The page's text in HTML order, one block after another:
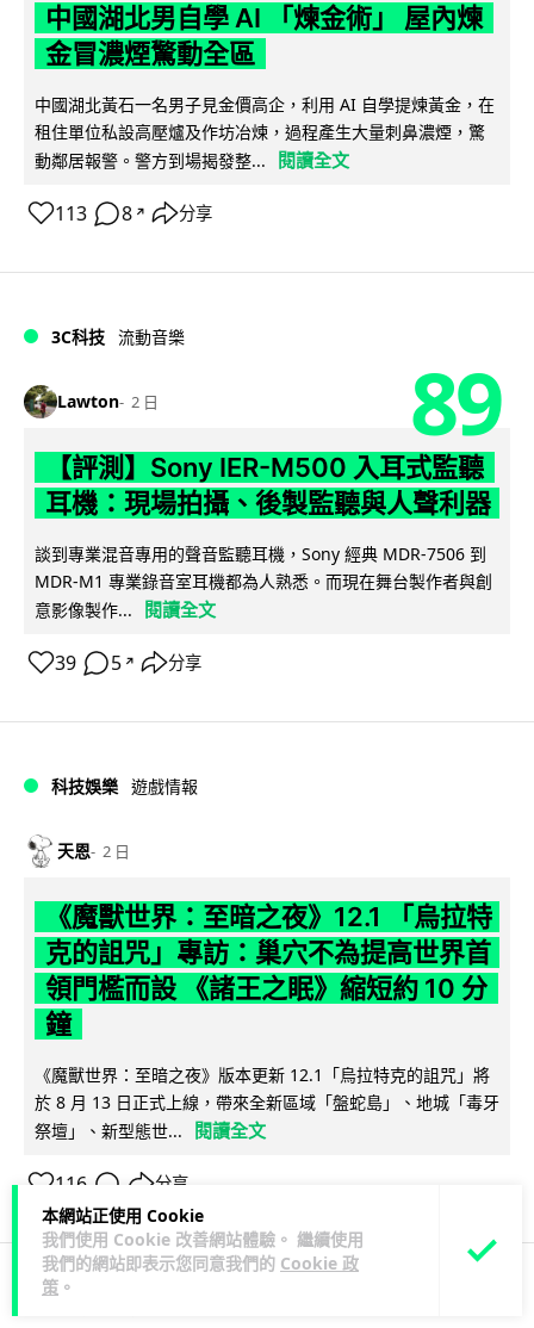
本網站正使用 Cookie
我們使用 Cookie 改善網站體驗。 繼續使用
我們的網站即表示您同意我們的 Cookie 政
策 。
中國湖北男自學 AI 「煉金術」 屋內煉
金冒濃煙驚動全區
中國湖北黃石一名男子見金價高企，利用 AI 自學提煉黃金，在
租住單位私設高壓爐及作坊冶煉，過程產生大量刺鼻濃煙，驚
動鄰居報警。警方到場揭發整...
閱讀全文
113 8 ↗ 分享
3C科技 流動音樂
Lawton 2 日 89
【評測】Sony IER-M500 入耳式監聽
耳機：現場拍攝、後製監聽與人聲利器
談到專業混音專用的聲音監聽耳機，Sony 經典 MDR-7506 到
MDR-M1 專業錄音室耳機都為人熟悉。而現在舞台製作者與創
意影像製作...
閱讀全文
39 5 ↗ 分享
科技娛樂 遊戲情報
天恩 2 日
《魔獸世界：至暗之夜》12.1 「烏拉特
克的詛咒」專訪：巢穴不為提高世界首
領門檻而設 《諸王之眠》縮短約 10 分
鐘
《魔獸世界：至暗之夜》版本更新 12.1「烏拉特克的詛咒」將
於 8 月 13 日正式上線，帶來全新區域「盤蛇島」、地城「毒牙
祭壇」、新型態世...
閱讀全文
116 分享